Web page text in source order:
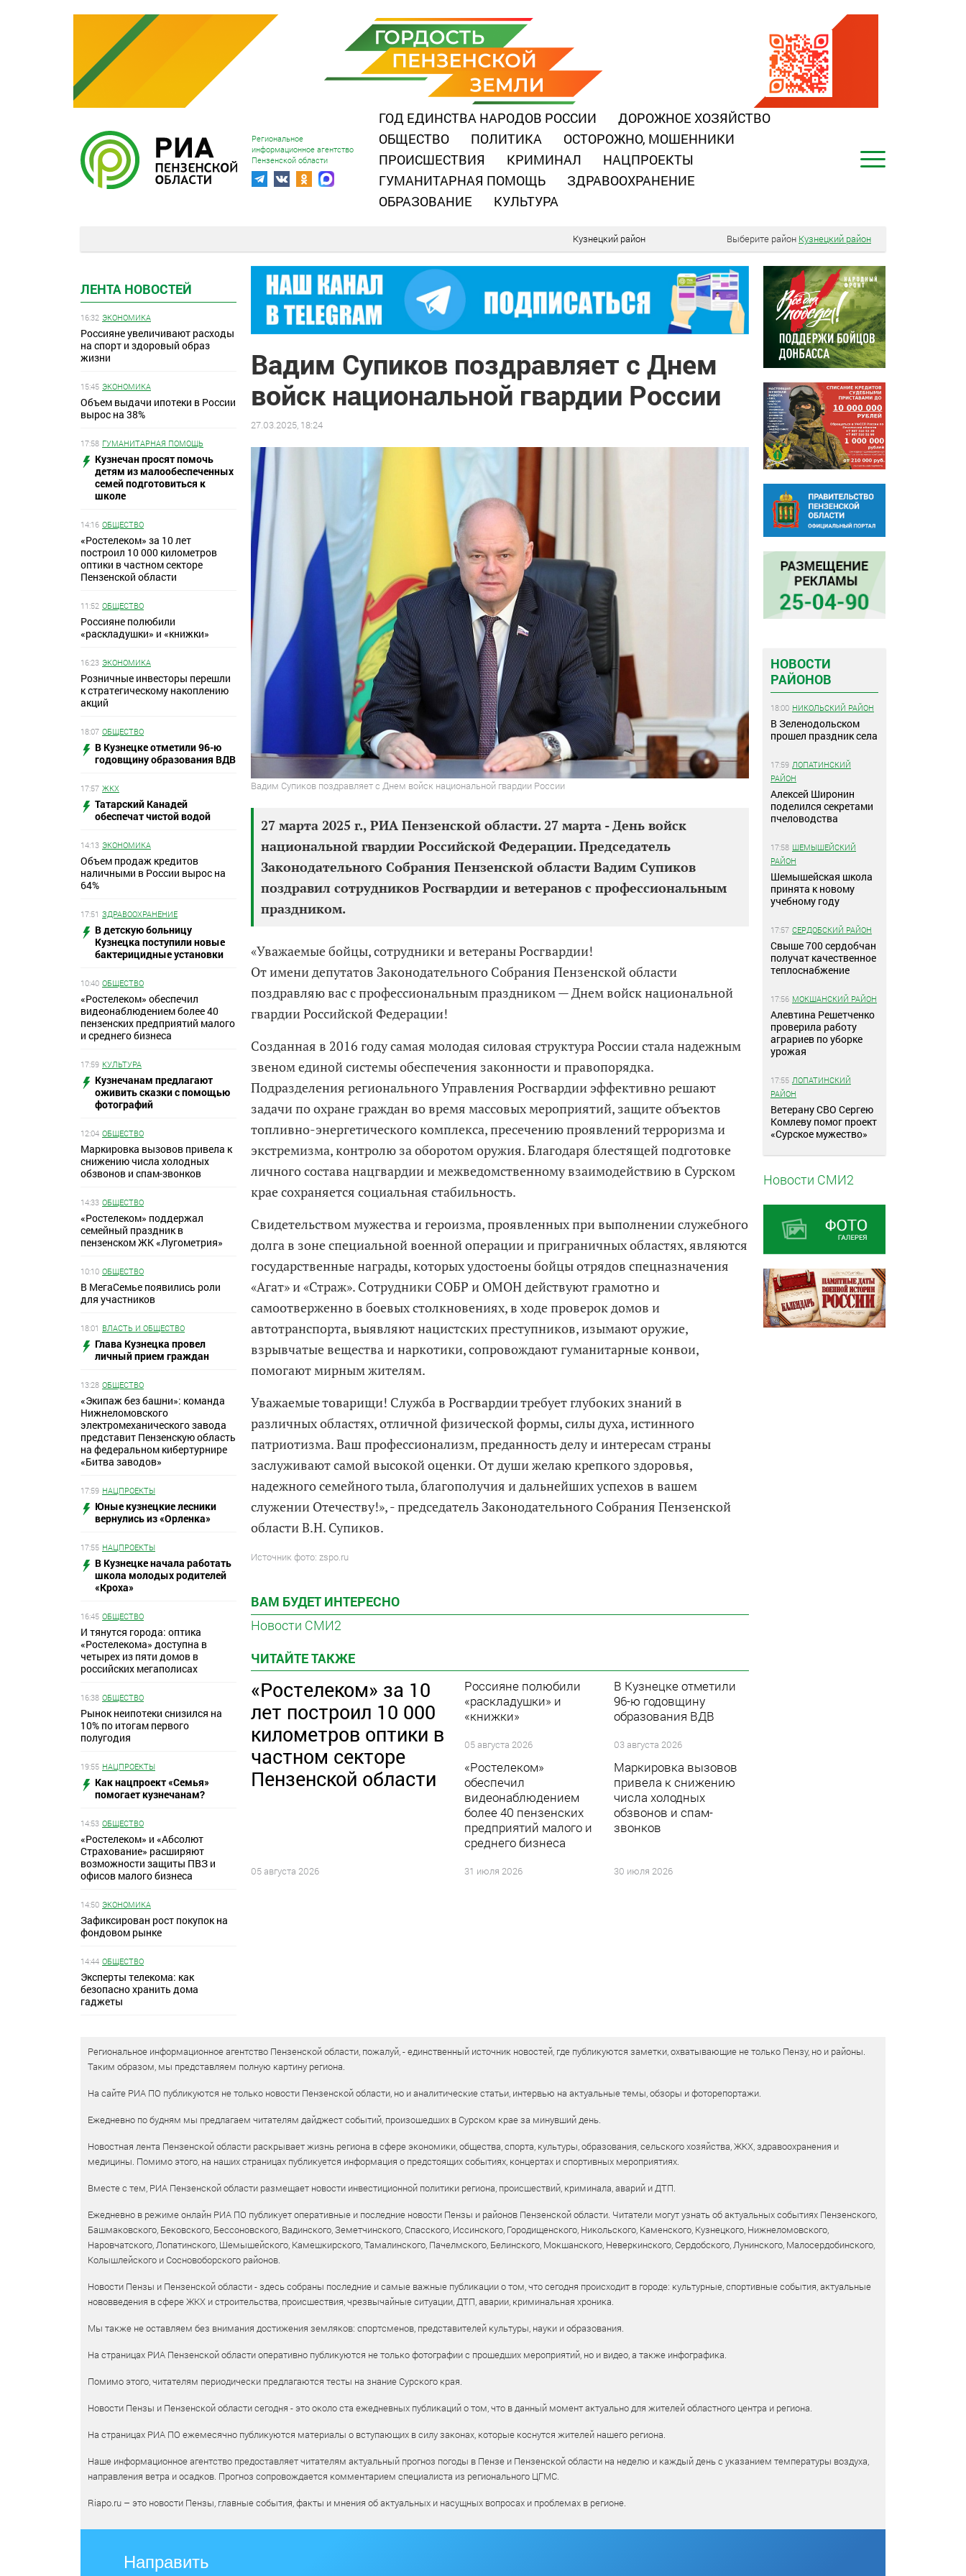
Региональное
информационное агентство
Пензенской области
ГОД ЕДИНСТВА НАРОДОВ РОССИИ
ДОРОЖНОЕ ХОЗЯЙСТВО
ОБЩЕСТВО
ПОЛИТИКА
ОСТОРОЖНО, МОШЕННИКИ
ПРОИСШЕСТВИЯ
КРИМИНАЛ
НАЦПРОЕКТЫ
ГУМАНИТАРНАЯ ПОМОЩЬ
ЗДРАВООХРАНЕНИЕ
ОБРАЗОВАНИЕ
КУЛЬТУРА
Кузнецкий район Выберите район Кузнецкий район
ЛЕНТА НОВОСТЕЙ
16:32 ЭКОНОМИКА
Россияне увеличивают расходы
на спорт и здоровый образ
жизни
15:45 ЭКОНОМИКА
Объем выдачи ипотеки в России
вырос на 38%
17:58 ГУМАНИТАРНАЯ ПОМОЩЬ
Кузнечан просят помочь
детям из малообеспеченных
семей подготовиться к
школе
14:16 ОБЩЕСТВО
«Ростелеком» за 10 лет
построил 10 000 километров
оптики в частном секторе
Пензенской области
11:52 ОБЩЕСТВО
Россияне полюбили
«раскладушки» и «книжки»
16:23 ЭКОНОМИКА
Розничные инвесторы перешли
к стратегическому накоплению
акций
18:07 ОБЩЕСТВО
В Кузнецке отметили 96-ю
годовщину образования ВДВ
17:57 ЖКХ
Татарский Канадей
обеспечат чистой водой
14:13 ЭКОНОМИКА
Объем продаж кредитов
наличными в России вырос на
64%
17:51 ЗДРАВООХРАНЕНИЕ
В детскую больницу
Кузнецка поступили новые
бактерицидные установки
10:40 ОБЩЕСТВО
«Ростелеком» обеспечил
видеонаблюдением более 40
пензенских предприятий малого
и среднего бизнеса
17:59 КУЛЬТУРА
Кузнечанам предлагают
оживить сказки с помощью
фотографий
12:04 ОБЩЕСТВО
Маркировка вызовов привела к
снижению числа холодных
обзвонов и спам-звонков
14:33 ОБЩЕСТВО
«Ростелеком» поддержал
семейный праздник в
пензенском ЖК «Лугометрия»
10:10 ОБЩЕСТВО
В МегаСемье появились роли
для участников
18:01 ВЛАСТЬ И ОБЩЕСТВО
Глава Кузнецка провел
личный прием граждан
13:28 ОБЩЕСТВО
«Экипаж без башни»: команда
Нижнеломовского
электромеханического завода
представит Пензенскую область
на федеральном кибертурнире
«Битва заводов»
17:59 НАЦПРОЕКТЫ
Юные кузнецкие лесники
вернулись из «Орленка»
17:55 НАЦПРОЕКТЫ
В Кузнецке начала работать
школа молодых родителей
«Кроха»
16:45 ОБЩЕСТВО
И тянутся города: оптика
«Ростелекома» доступна в
четырех из пяти домов в
российских мегаполисах
16:38 ОБЩЕСТВО
Рынок неипотеки снизился на
10% по итогам первого
полугодия
19:55 НАЦПРОЕКТЫ
Как нацпроект «Семья»
помогает кузнечанам?
14:53 ОБЩЕСТВО
«Ростелеком» и «Абсолют
Страхование» расширяют
возможности защиты ПВЗ и
офисов малого бизнеса
14:50 ЭКОНОМИКА
Зафиксирован рост покупок на
фондовом рынке
14:44 ОБЩЕСТВО
Эксперты телекома: как
безопасно хранить дома
гаджеты
Вадим Супиков поздравляет с Днем
войск национальной гвардии России
27.03.2025, 18:24
Вадим Супиков поздравляет с Днем войск национальной гвардии России
27 марта 2025 г., РИА Пензенской области. 27 марта - День войск
национальной гвардии Российской Федерации. Председатель
Законодательного Собрания Пензенской области Вадим Супиков
поздравил сотрудников Росгвардии и ветеранов с профессиональным
праздником.
«Уважаемые бойцы, сотрудники и ветераны Росгвардии!
От имени депутатов Законодательного Собрания Пензенской области
поздравляю вас с профессиональным праздником — Днем войск национальной
гвардии Российской Федерации!
Созданная в 2016 году самая молодая силовая структура России стала надежным
звеном единой системы обеспечения законности и правопорядка.
Подразделения регионального Управления Росгвардии эффективно решают
задачи по охране граждан во время массовых мероприятий, защите объектов
топливно-энергетического комплекса, пресечению проявлений терроризма и
экстремизма, контролю за оборотом оружия. Благодаря блестящей подготовке
личного состава нацгвардии и межведомственному взаимодействию в Сурском
крае сохраняется социальная стабильность.
Свидетельством мужества и героизма, проявленных при выполнении служебного
долга в зоне специальной военной операции и приграничных областях, являются
государственные награды, которых удостоены бойцы отрядов спецназначения
«Агат» и «Страж». Сотрудники СОБР и ОМОН действуют грамотно и
самоотверженно в боевых столкновениях, в ходе проверок домов и
автотранспорта, выявляют нацистских преступников, изымают оружие,
взрывчатые вещества и наркотики, сопровождают гуманитарные конвои,
помогают мирным жителям.
Уважаемые товарищи! Служба в Росгвардии требует глубоких знаний в
различных областях, отличной физической формы, силы духа, истинного
патриотизма. Ваш профессионализм, преданность делу и интересам страны
заслуживают самой высокой оценки. От души желаю крепкого здоровья,
надежного семейного тыла, благополучия и дальнейших успехов в вашем
служении Отечеству!», - председатель Законодательного Собрания Пензенской
области В.Н. Супиков.
Источник фото: zspo.ru
ВАМ БУДЕТ ИНТЕРЕСНО
Новости СМИ2
ЧИТАЙТЕ ТАКЖЕ
«Ростелеком» за 10
лет построил 10 000
километров оптики в
частном секторе
Пензенской области
05 августа 2026
Россияне полюбили
«раскладушки» и
«книжки»
05 августа 2026
В Кузнецке отметили
96-ю годовщину
образования ВДВ
03 августа 2026
«Ростелеком»
обеспечил
видеонаблюдением
более 40 пензенских
предприятий малого и
среднего бизнеса
31 июля 2026
Маркировка вызовов
привела к снижению
числа холодных
обзвонов и спам-
звонков
30 июля 2026
НОВОСТИ
РАЙОНОВ
18:00 НИКОЛЬСКИЙ РАЙОН
В Зеленодольском
прошел праздник села
17:59 ЛОПАТИНСКИЙ
РАЙОН
Алексей Широнин
поделился секретами
пчеловодства
17:58 ШЕМЫШЕЙСКИЙ
РАЙОН
Шемышейская школа
принята к новому
учебному году
17:57 СЕРДОБСКИЙ РАЙОН
Свыше 700 сердобчан
получат качественное
теплоснабжение
17:56 МОКШАНСКИЙ РАЙОН
Алевтина Решетченко
проверила работу
аграриев по уборке
урожая
17:55 ЛОПАТИНСКИЙ
РАЙОН
Ветерану СВО Сергею
Комлеву помог проект
«Сурское мужество»
Новости СМИ2
Региональное информационное агентство Пензенской области, пожалуй, - единственный источник новостей, где публикуются заметки, охватывающие не только Пензу, но и районы.
Таким образом, мы представляем полную картину региона.
На сайте РИА ПО публикуются не только новости Пензенской области, но и аналитические статьи, интервью на актуальные темы, обзоры и фоторепортажи.
Ежедневно по будням мы предлагаем читателям дайджест событий, произошедших в Сурском крае за минувший день.
Новостная лента Пензенской области раскрывает жизнь региона в сфере экономики, общества, спорта, культуры, образования, сельского хозяйства, ЖКХ, здравоохранения и
медицины. Помимо этого, на наших страницах публикуется информация о предстоящих событиях, концертах и спортивных мероприятиях.
Вместе с тем, РИА Пензенской области размещает новости инвестиционной политики региона, происшествий, криминала, аварий и ДТП.
Ежедневно в режиме онлайн РИА ПО публикует оперативные и последние новости Пензы и районов Пензенской области. Читатели могут узнать об актуальных событиях Пензенского,
Башмаковского, Бековского, Бессоновского, Вадинского, Земетчинского, Спасского, Иссинского, Городищенского, Никольского, Каменского, Кузнецкого, Нижнеломовского,
Наровчатского, Лопатинского, Шемышейского, Камешкирского, Тамалинского, Пачелмского, Белинского, Мокшанского, Неверкинского, Сердобского, Лунинского, Малосердобинского,
Колышлейского и Сосновоборского районов.
Новости Пензы и Пензенской области - здесь собраны последние и самые важные публикации о том, что сегодня происходит в городе: культурные, спортивные события, актуальные
нововведения в сфере ЖКХ и строительства, происшествия, чрезвычайные ситуации, ДТП, аварии, криминальная хроника.
Мы также не оставляем без внимания достижения земляков: спортсменов, представителей культуры, науки и образования.
На страницах РИА Пензенской области оперативно публикуются не только фотографии с прошедших мероприятий, но и видео, а также инфографика.
Помимо этого, читателям периодически предлагаются тесты на знание Сурского края.
Новости Пензы и Пензенской области сегодня - это около ста ежедневных публикаций о том, что в данный момент актуально для жителей областного центра и региона.
На страницах РИА ПО ежемесячно публикуются материалы о вступающих в силу законах, которые коснутся жителей нашего региона.
Наше информационное агентство предоставляет читателям актуальный прогноз погоды в Пензе и Пензенской области на неделю и каждый день с указанием температуры воздуха,
направления ветра и осадков. Прогноз сопровождается комментарием специалиста из регионального ЦГМС.
Riapo.ru – это новости Пензы, главные события, факты и мнения об актуальных и насущных вопросах и проблемах в регионе.
Направить